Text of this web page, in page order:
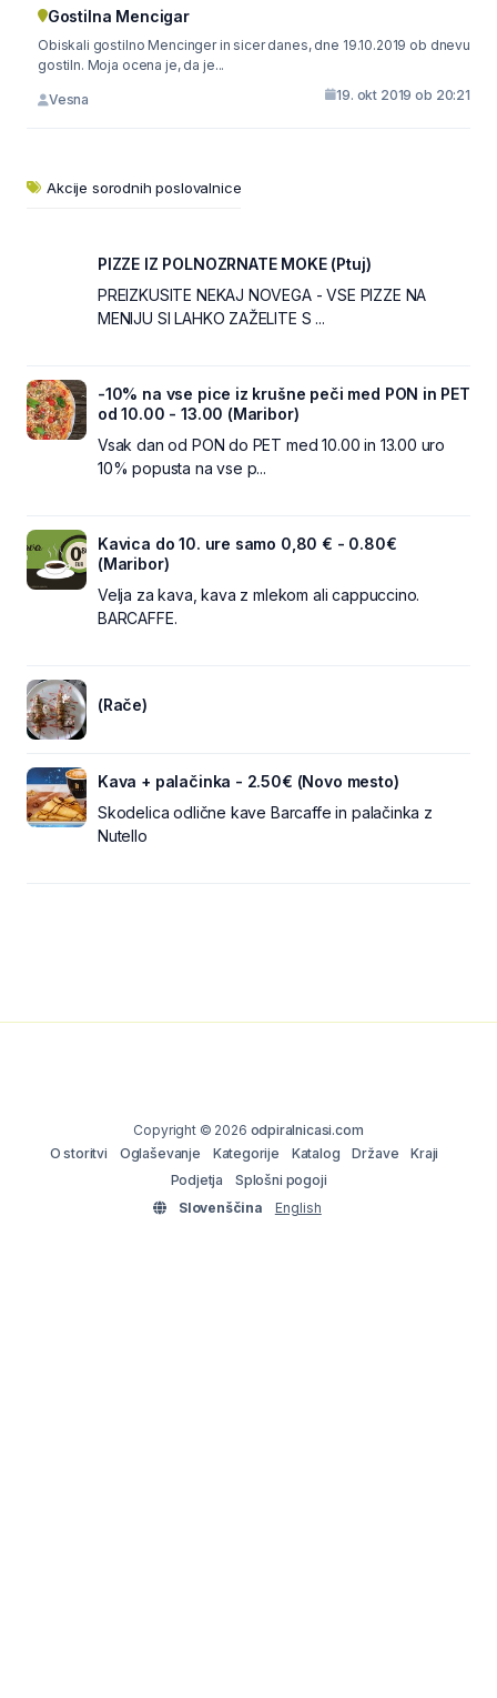
Gostilna Mencigar
Obiskali gostilno Mencinger in sicer danes, dne 19.10.2019 ob dnevu
gostiln. Moja ocena je, da je...
Vesna 19. okt 2019 ob 20:21
Akcije sorodnih poslovalnice
PIZZE IZ POLNOZRNATE MOKE (Ptuj)
PREIZKUSITE NEKAJ NOVEGA - VSE PIZZE NA
MENIJU SI LAHKO ZAŽELITE S ...
-10% na vse pice iz krušne peči med PON in PET
od 10.00 - 13.00 (Maribor)
Vsak dan od PON do PET med 10.00 in 13.00 uro
10% popusta na vse p...
Kavica do 10. ure samo 0,80 € - 0.80€
(Maribor)
Velja za kava, kava z mlekom ali cappuccino.
BARCAFFE.
(Rače)
Kava + palačinka - 2.50€ (Novo mesto)
Skodelica odlične kave Barcaffe in palačinka z
Nutello
Copyright © 2026 odpiralnicasi.com
O storitvi
Oglaševanje Kategorije Katalog Države
Kraji
Podjetja
Splošni pogoji
Slovenščina
English